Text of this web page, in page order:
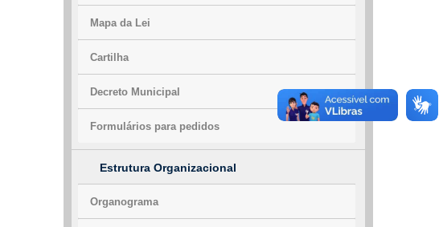
Mapa da Lei
Cartilha
Decreto Municipal
Formulários para pedidos
Estrutura Organizacional
Organograma